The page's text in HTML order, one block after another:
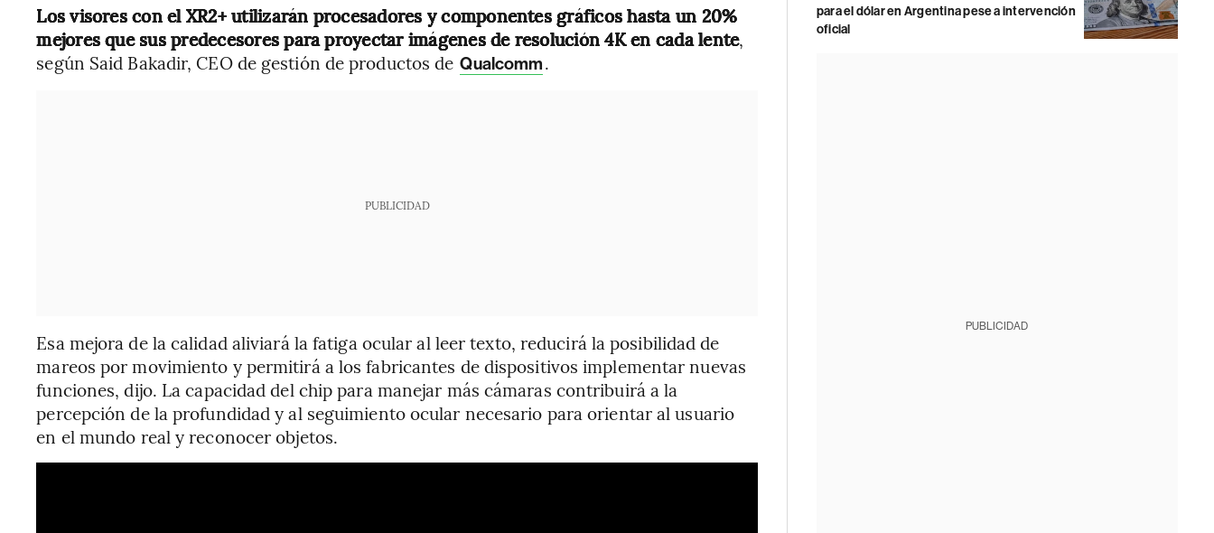
Los visores con el XR2+ utilizarán procesadores y componentes gráficos hasta un 20%
mejores que sus predecesores para proyectar imágenes de resolución 4K en cada lente,
según Said Bakadir, CEO de gestión de productos de Qualcomm.
PUBLICIDAD
Esa mejora de la calidad aliviará la fatiga ocular al leer texto, reducirá la posibilidad de
mareos por movimiento y permitirá a los fabricantes de dispositivos implementar nuevas
funciones, dijo. La capacidad del chip para manejar más cámaras contribuirá a la
percepción de la profundidad y al seguimiento ocular necesario para orientar al usuario
en el mundo real y reconocer objetos.
para el dólar en Argentina pese a intervención
oficial
PUBLICIDAD